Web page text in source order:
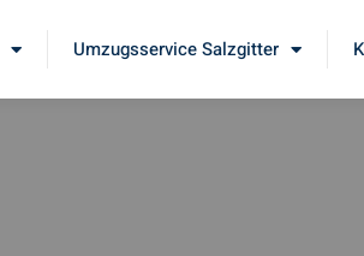
Umzugsservice Salzgitter